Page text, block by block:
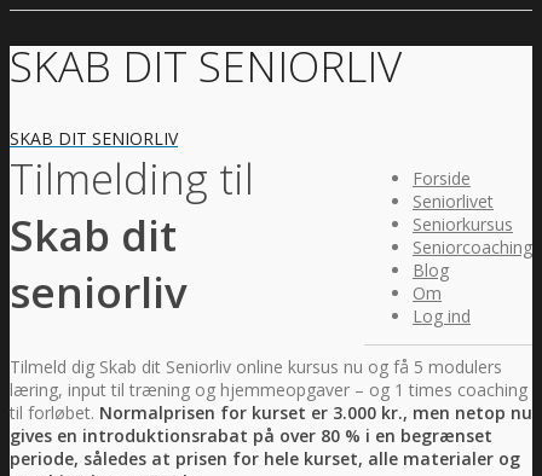
SKAB DIT SENIORLIV
SKAB DIT SENIORLIV
Forside
Seniorlivet
Seniorkursus
Seniorcoaching
Blog
Om
Log ind
Tilmelding til
Skab dit
seniorliv
Tilmeld dig Skab dit Seniorliv online kursus nu og få 5 modulers
læring, input til træning og hjemmeopgaver – og 1 times coaching
til forløbet. Normalprisen for kurset er 3.000 kr., men netop nu
gives en introduktionsrabat på over 80 % i en begrænset
periode, således at prisen for hele kurset, alle materialer og